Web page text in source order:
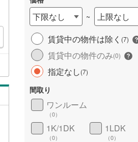
下限なし ~
上限なし
賃貸中の物件は除く (7)
賃貸中の物件のみ(0)
指定なし(7)
間取り
ワンルーム
（0）
1K/1DK
（0）
1LDK
（0）
ワイドバルコニー